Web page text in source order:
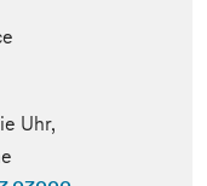
Uhr,